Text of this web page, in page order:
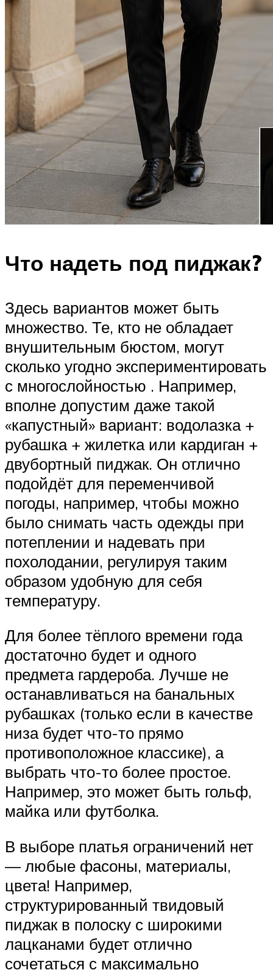
Что надеть под пиджак?
Здесь вариантов может быть
множество. Те, кто не обладает
внушительным бюстом, могут
сколько угодно экспериментировать
с многослойностью . Например,
вполне допустим даже такой
«капустный» вариант: водолазка +
рубашка + жилетка или кардиган +
двубортный пиджак. Он отлично
подойдёт для переменчивой
погоды, например, чтобы можно
было снимать часть одежды при
потеплении и надевать при
похолодании, регулируя таким
образом удобную для себя
температуру.
Для более тёплого времени года
достаточно будет и одного
предмета гардероба. Лучше не
останавливаться на банальных
рубашках (только если в качестве
низа будет что-то прямо
противоположное классике), а
выбрать что-то более простое.
Например, это может быть гольф,
майка или футболка.
В выборе платья ограничений нет
— любые фасоны, материалы,
цвета! Например,
структурированный твидовый
пиджак в полоску с широкими
лацканами будет отлично
сочетаться с максимально